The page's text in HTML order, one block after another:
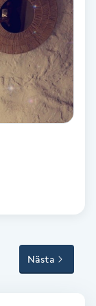
Nästa